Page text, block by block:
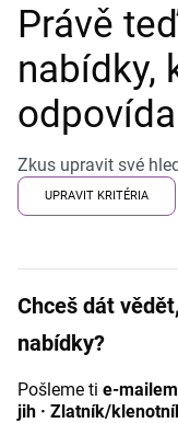
Právě
nabídky,
Zkus upravit své
UPRAVIT KRITÉRIA
Chceš dát
nabídky?
Pošleme ti e-mailem
jih · Zlatník/